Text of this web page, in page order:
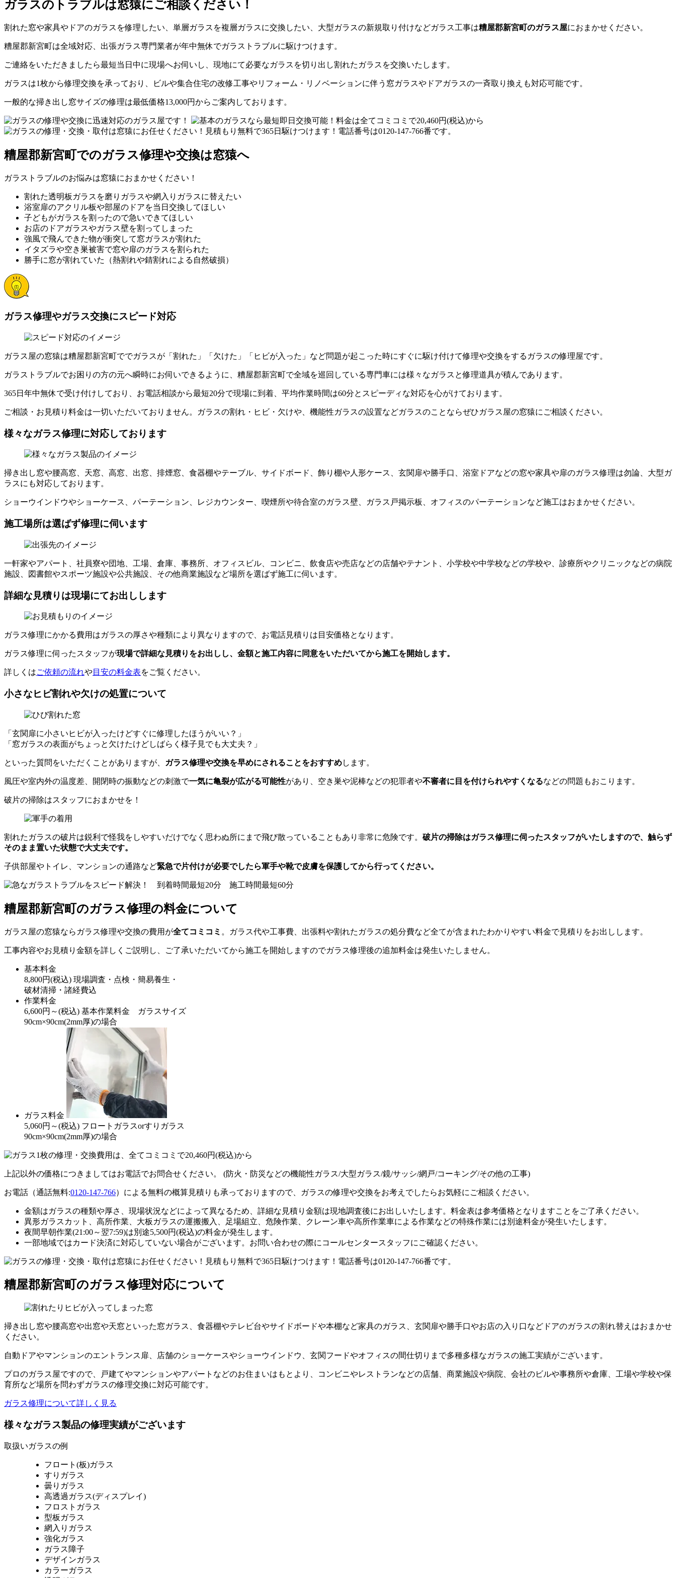
ガラスのトラブルは窓猿にご相談ください！
割れた窓や家具やドアのガラスを修理したい、単層ガラスを複層ガラスに交換したい、大型ガラスの新規取り付けなどガラス工事は糟屋郡新宮町のガラス屋におまかせください。
糟屋郡新宮町は全域対応、出張ガラス専門業者が年中無休でガラストラブルに駆けつけます。
ご連絡をいただきましたら最短当日中に現場へお伺いし、現地にて必要なガラスを切り出し割れたガラスを交換いたします。
ガラスは1枚から修理交換を承っており、ビルや集合住宅の改修工事やリフォーム・リノベーションに伴う窓ガラスやドアガラスの一斉取り換えも対応可能です。
一般的な掃き出し窓サイズの修理は最低価格13,000円からご案内しております。
糟屋郡新宮町でのガラス修理や交換は窓猿へ
ガラストラブルのお悩みは窓猿におまかせください！
割れた透明板ガラスを磨りガラスや網入りガラスに替えたい
浴室扉のアクリル板や部屋のドアを当日交換してほしい
子どもがガラスを割ったので急いできてほしい
お店のドアガラスやガラス壁を割ってしまった
強風で飛んできた物が衝突して窓ガラスが割れた
イタズラや空き巣被害で窓や扉のガラスを割られた
勝手に窓が割れていた（熱割れや錆割れによる自然破損）
ガラス修理やガラス交換にスピード対応
ガラス屋の窓猿は糟屋郡新宮町ででガラスが「割れた」「欠けた」「ヒビが入った」など問題が起こった時にすぐに駆け付けて修理や交換をするガラスの修理屋です。
ガラストラブルでお困りの方の元へ瞬時にお伺いできるように、糟屋郡新宮町で全域を巡回している専門車には様々なガラスと修理道具が積んであります。
365日年中無休で受け付けしており、お電話相談から最短20分で現場に到着、平均作業時間は60分とスピーディな対応を心がけております。
ご相談・お見積り料金は一切いただいておりません。ガラスの割れ・ヒビ・欠けや、機能性ガラスの設置などガラスのことならぜひガラス屋の窓猿にご相談ください。
様々なガラス修理に対応しております
掃き出し窓や腰高窓、天窓、高窓、出窓、排煙窓、食器棚やテーブル、サイドボード、飾り棚や人形ケース、玄関扉や勝手口、浴室ドアなどの窓や家具や扉のガラス修理は勿論、大型ガ
ラスにも対応しております。
ショーウインドウやショーケース、パーテーション、レジカウンター、喫煙所や待合室のガラス壁、ガラス戸掲示板、オフィスのパーテーションなど施工はおまかせください。
施工場所は選ばず修理に伺います
一軒家やアパート、社員寮や団地、工場、倉庫、事務所、オフィスビル、コンビニ、飲食店や売店などの店舗やテナント、小学校や中学校などの学校や、診療所やクリニックなどの病院
施設、図書館やスポーツ施設や公共施設、その他商業施設など場所を選ばず施工に伺います。
詳細な見積りは現場にてお出しします
ガラス修理にかかる費用はガラスの厚さや種類により異なりますので、お電話見積りは目安価格となります。
ガラス修理に伺ったスタッフが現場で詳細な見積りをお出しし、 金額と施工内容に同意をいただいてから施工を開始します。
詳しくはご依頼の流れや目安の料金表をご覧ください。
小さなヒビ割れや欠けの処置について
「玄関扉に小さいヒビが入ったけどすぐに修理したほうがいい？」
「窓ガラスの表面がちょっと欠けたけどしばらく様子見でも大丈夫？」
といった質問をいただくことがありますが、 ガラス修理や交換を早めにされることをおすすめします。
風圧や室内外の温度差、開閉時の振動などの刺激で一気に亀裂が広がる可能性があり、空き巣や泥棒などの犯罪者や不審者に目を付けられやすくなるなどの問題もおこります。
破片の掃除はスタッフにおまかせを！
割れたガラスの破片は鋭利で怪我をしやすいだけでなく思わぬ所にまで飛び散っていることもあり非常に危険です。 破片の掃除はガラス修理に伺ったスタッフがいたしますので、触らず
そのまま置いた状態で大丈夫です。
子供部屋やトイレ、マンションの通路など緊急で片付けが必要でしたら軍手や靴で皮膚を保護してから行ってください。
糟屋郡新宮町のガラス修理の料金について
ガラス屋の窓猿ならガラス修理や交換の費用が全てコミコミ 。ガラス代や工事費、出張料や割れたガラスの処分費など全てが含まれたわかりやすい料金で見積りをお出しします。
工事内容やお見積り金額を詳しくご説明し、ご了承いただいてから施工を開始しますのでガラス修理後の追加料金は発生いたしません。
基本料金
8,800円(税込) 現場調査・点検・簡易養生・
破材清掃・諸経費込
作業料金
6,600円～(税込) 基本作業料金 ガラスサイズ
90cm×90cm(2mm厚)の場合
ガラス料金
5,060円～(税込) フロートガラスorすりガラス
90cm×90cm(2mm厚)の場合
上記以外の価格につきましてはお電話でお問合せください。 (防火・防災などの機能性ガラス/大型ガラス/鏡/サッシ/網戸/コーキング/その他の工事)
お電話（通話無料:0120-147-766）による無料の概算見積りも承っておりますので、ガラスの修理や交換をお考えでしたらお気軽にご相談ください。
金額はガラスの種類や厚さ、現場状況などによって異なるため、 詳細な見積り金額は現地調査後にお出しいたします。 料金表は参考価格となりますことをご了承ください。
異形ガラスカット、高所作業、大板ガラスの運搬搬入、足場組立、危険作業、クレーン車や高所作業車による作業などの特殊作業には別途料金が発生いたします。
夜間早朝作業(21:00～翌7:59)は別途5,500円(税込)の料金が発生します。
一部地域ではカード決済に対応していない場合がございます。お問い合わせの際にコールセンタースタッフにご確認ください。
糟屋郡新宮町のガラス修理対応について
掃き出し窓や腰高窓や出窓や天窓といった窓ガラス、食器棚やテレビ台やサイドボードや本棚など家具のガラス、玄関扉や勝手口やお店の入り口などドアのガラスの割れ替えはおまかせ
ください。
自動ドアやマンションのエントランス扉、店舗のショーケースやショーウインドウ、玄関フードやオフィスの間仕切りまで多種多様なガラスの施工実績がございます。
プロのガラス屋ですので、戸建てやマンションやアパートなどのお住まいはもとより、コンビニやレストランなどの店舗、商業施設や病院、会社のビルや事務所や倉庫、工場や学校や保
育所など場所を問わずガラスの修理交換に対応可能です。
ガラス修理について詳しく見る
様々なガラス製品の修理実績がございます
取扱いガラスの例
フロート(板)ガラス
すりガラス
曇りガラス
高透過ガラス(ディスプレイ)
フロストガラス
型板ガラス
網入りガラス
強化ガラス
ガラス障子
デザインガラス
カラーガラス